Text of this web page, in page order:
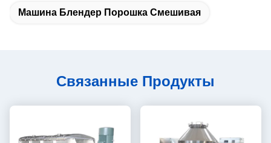
Машина Блендер Порошка Смешивая
Связанные Продукты